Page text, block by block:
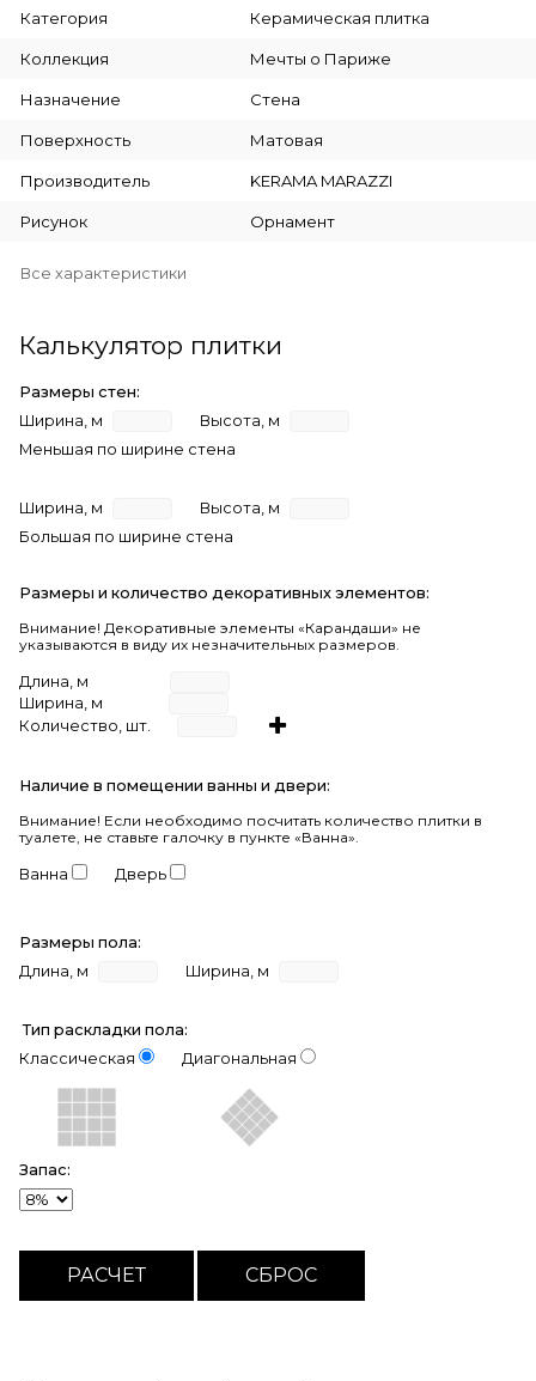
Категория Керамическая плитка
Коллекция Мечты о Париже
Назначение Стена
Поверхность Матовая
Производитель KERAMA MARAZZI
Рисунок Орнамент
Все характеристики
Калькулятор плитки
Размеры стен:
Ширина, м
Высота, м
Меньшая по ширине стена
Ширина, м
Высота, м
Большая по ширине стена
Размеры и количество декоративных элементов:
Внимание! Декоративные элементы «Карандаши» не
указываются в виду их незначительных размеров.
Длина, м
Ширина, м
Количество, шт.
Наличие в помещении ванны и двери:
Внимание! Если необходимо посчитать количество плитки в
туалете, не ставьте галочку в пункте «Ванна».
Ванна Дверь
Размеры пола:
Длина, м
Ширина, м
Тип раскладки пола:
Классическая
Диагональная
Запас: